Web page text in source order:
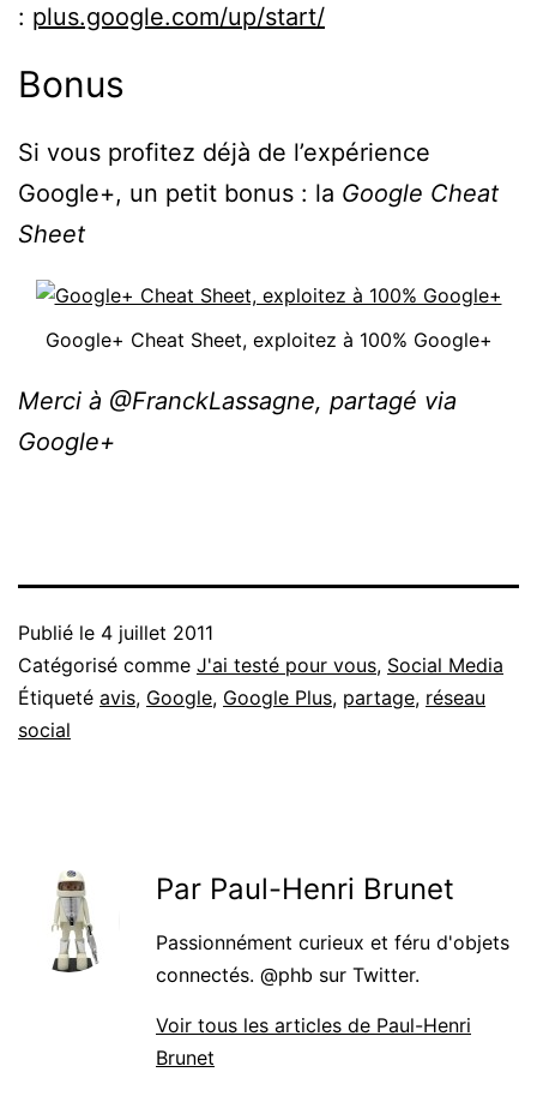
: plus.google.com/up/start/
Bonus
Si vous profitez déjà de l’expérience
Google+, un petit bonus : la Google Cheat
Sheet
Google+ Cheat Sheet, exploitez à 100% Google+
Merci à @FranckLassagne, partagé via
Google+
Publié le 4 juillet 2011
Catégorisé comme J'ai testé pour vous, Social Media
Étiqueté avis, Google, Google Plus, partage, réseau
social
Par Paul-Henri Brunet
Passionnément curieux et féru d'objets
connectés. @phb sur Twitter.
Voir tous les articles de Paul-Henri
Brunet